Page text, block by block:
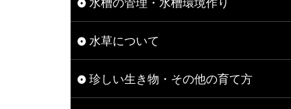
水草について
珍しい生き物・その他の育て方